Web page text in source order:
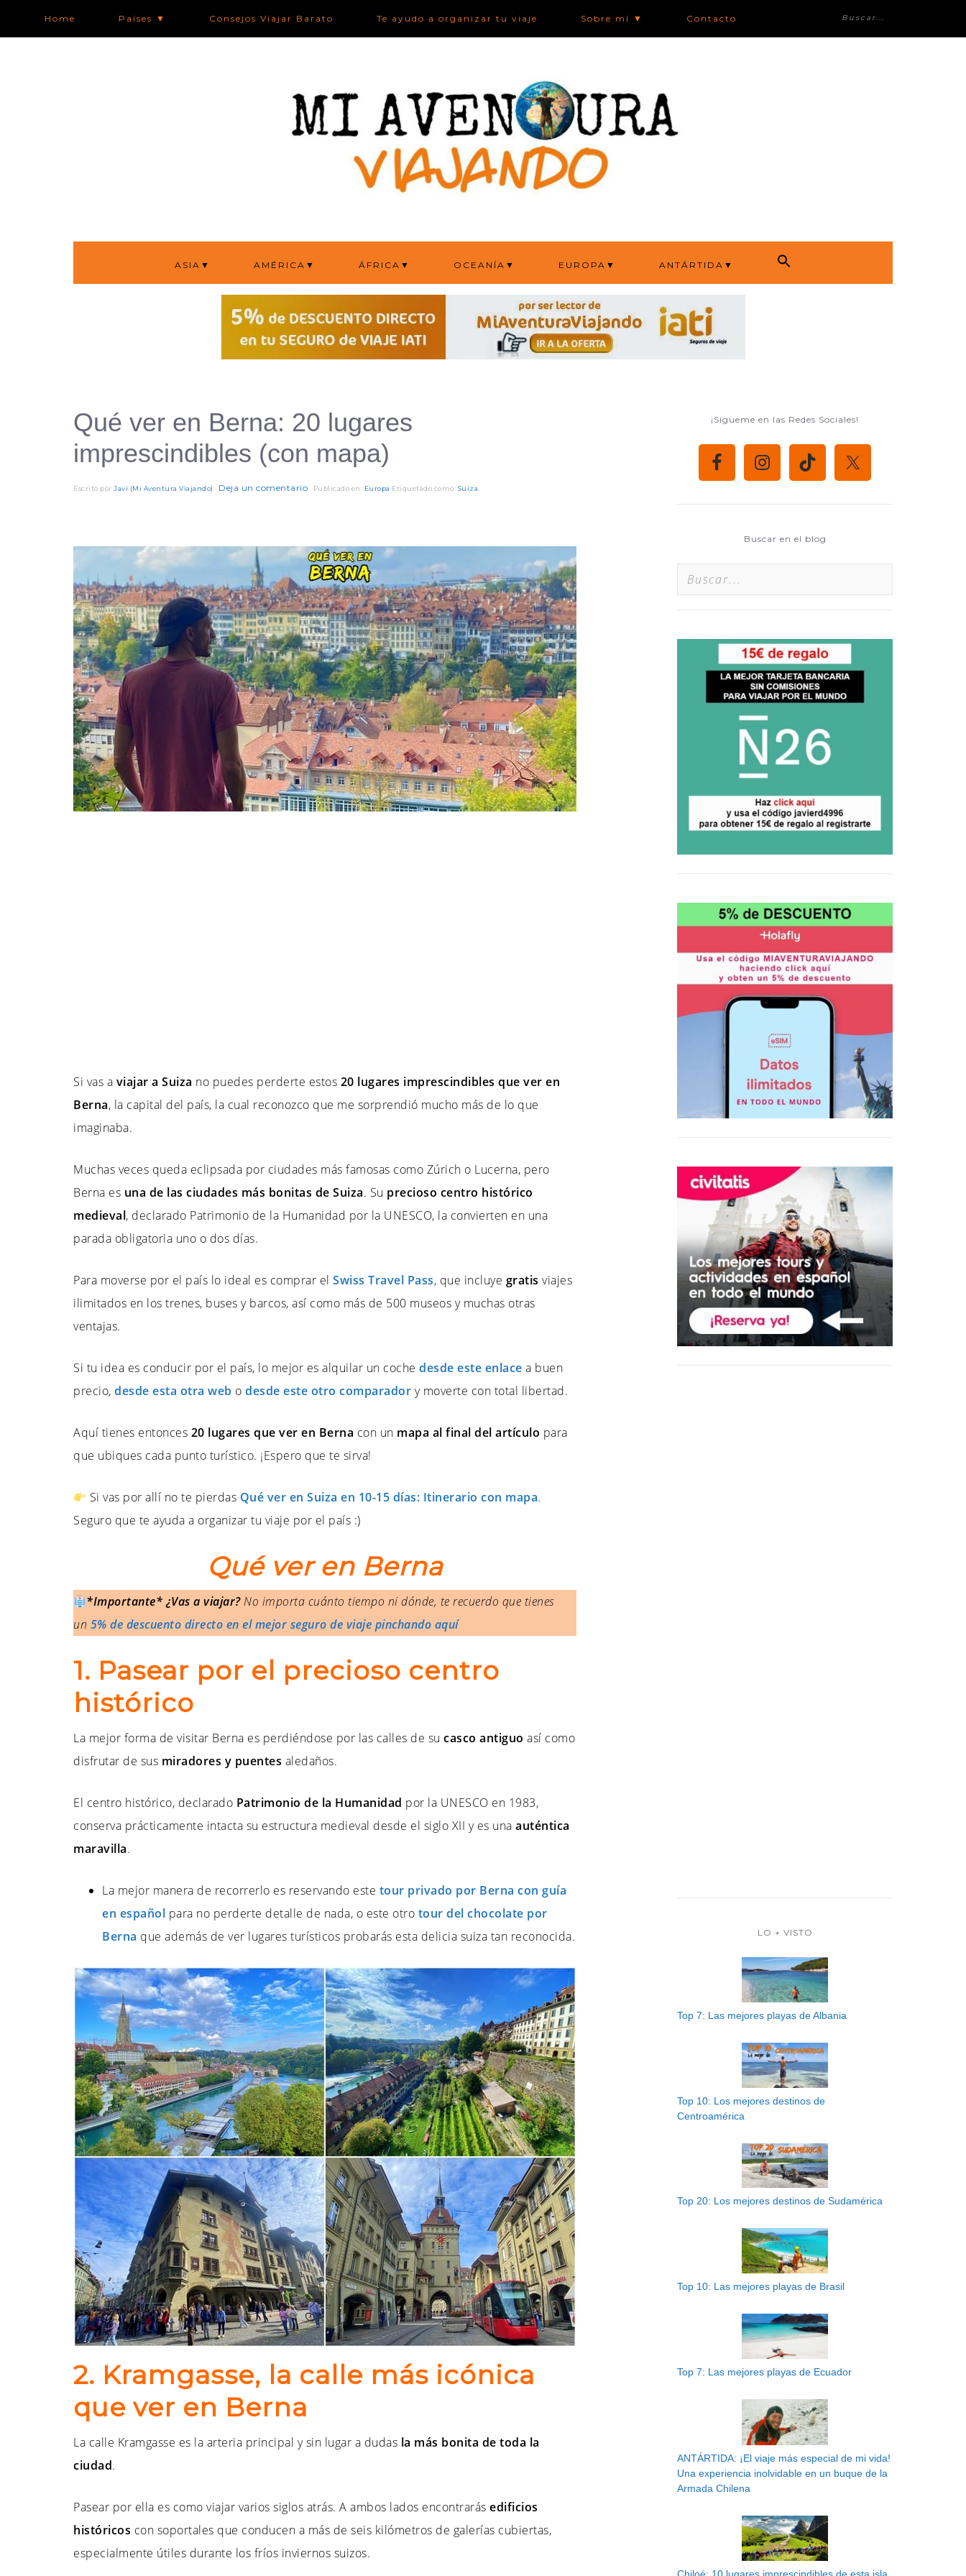
Home Países ▼ Consejos Viajar Barato Te ayudo a organizar tu viaje Sobre mí ▼ Contacto
ASIA▼ AMÉRICA▼ ÁFRICA▼ OCEANÍA▼ EUROPA▼ ANTÁRTIDA▼
Qué ver en Berna: 20 lugares
imprescindibles (con mapa)
Escrito por Javi (Mi Aventura Viajando) Deja un comentario Publicado en: Europa Etiquetado como: Suiza
Si vas a viajar a Suiza no puedes perderte estos 20 lugares imprescindibles que ver en
Berna, la capital del país, la cual reconozco que me sorprendió mucho más de lo que
imaginaba.
Muchas veces queda eclipsada por ciudades más famosas como Zúrich o Lucerna, pero
Berna es una de las ciudades más bonitas de Suiza. Su precioso centro histórico
medieval, declarado Patrimonio de la Humanidad por la UNESCO, la convierten en una
parada obligatoria uno o dos días.
Para moverse por el país lo ideal es comprar el Swiss Travel Pass, que incluye gratis viajes
ilimitados en los trenes, buses y barcos, así como más de 500 museos y muchas otras
ventajas.
Si tu idea es conducir por el país, lo mejor es alquilar un coche desde este enlace a buen
precio, desde esta otra web o desde este otro comparador y moverte con total libertad.
Aquí tienes entonces 20 lugares que ver en Berna con un mapa al final del artículo para
que ubiques cada punto turístico. ¡Espero que te sirva!
Si vas por allí no te pierdas Qué ver en Suiza en 10-15 días: Itinerario con mapa.
Seguro que te ayuda a organizar tu viaje por el país :)
Qué ver en Berna
*Importante* ¿Vas a viajar?No importa cuánto tiempo ni dónde, te recuerdo que tienes
un 5% de descuento directo en el mejor seguro de viaje pinchando aquí
1. Pasear por el precioso centro
histórico
La mejor forma de visitar Berna es perdiéndose por las calles de su casco antiguo así como
disfrutar de sus miradores y puentes aledaños.
El centro histórico, declarado Patrimonio de la Humanidad por la UNESCO en 1983,
conserva prácticamente intacta su estructura medieval desde el siglo XII y es una auténtica
maravilla.
La mejor manera de recorrerlo es reservando este tour privado por Berna con guía
en español para no perderte detalle de nada, o este otro tour del chocolate por
Berna que además de ver lugares turísticos probarás esta delicia suiza tan reconocida.
2. Kramgasse, la calle más icónica
que ver en Berna
La calle Kramgasse es la arteria principal y sin lugar a dudas la más bonita de toda la
ciudad.
Pasear por ella es como viajar varios siglos atrás. A ambos lados encontrarás edificios
históricos con soportales que conducen a más de seis kilómetros de galerías cubiertas,
especialmente útiles durante los fríos inviernos suizos.
¡Sígueme en las Redes Sociales!
Buscar en el blog
LO + VISTO
Top 7: Las mejores playas de Albania
Top 10: Los mejores destinos de
Centroamérica
Top 20: Los mejores destinos de Sudamérica
Top 10: Las mejores playas de Brasil
Top 7: Las mejores playas de Ecuador
ANTÁRTIDA: ¡El viaje más especial de mi vida!
Una experiencia inolvidable en un buque de la
Armada Chilena
Chiloé: 10 lugares imprescindibles de esta isla